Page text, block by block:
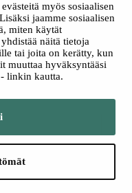
myös sosiaalisen
jaamme sosiaalisen
miten käytät
näitä tietoja
tai joita on kerätty, kun
muuttaa hyväksyntääsi
- linkin kautta.